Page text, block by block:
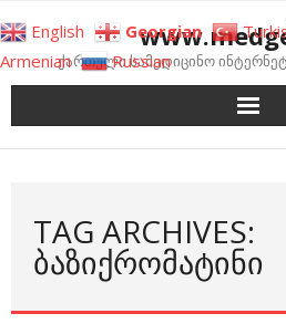
to
contentქართული სამედიცინო
TAG ARCHIVES:
ᲑᲐᲖᲘᲥᲠᲝᲛᲐᲢᲘᲜᲘ
English Georgian
Armenian
Russian